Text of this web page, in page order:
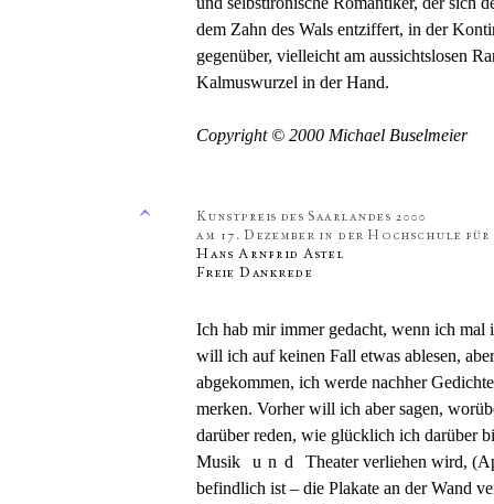
dem Zahn des Wals entziffert, in der
gegenüber, vielleicht am aussichtslosen
Kalmuswurzel in der Hand.
Copyright © 2000 Michael Buselmeier
Ich hab mir immer gedacht, wenn ich mal
will ich auf keinen Fall etwas ablesen,
abgekommen, ich werde nachher
merken. Vorher will ich aber sagen,
darüber reden, wie glücklich ich darüber
Musik und
Theater verliehen wird,
befindlich ist – die Plakate an der Wand